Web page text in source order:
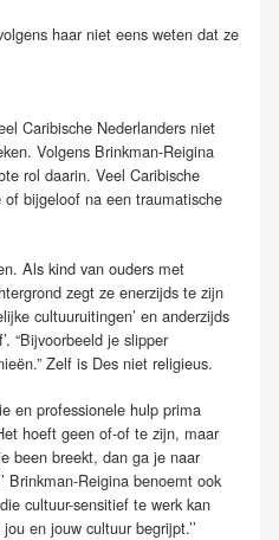
haar niet eens weten dat ze
Caribische Nederlanders niet
Volgens Brinkman-Reigina
rol daarin. Veel Caribische
bijgeloof na een traumatische
Als kind van ouders met
zegt ze enerzijds te zijn
cultuuruitingen’ en anderzijds
“Bijvoorbeeld je slipper
Zelf is Des niet religieus.
en professionele hulp prima
hoeft geen of-of te zijn, maar
been breekt, dan ga je naar
Brinkman-Reigina benoemt ook
cultuur-sensitief te werk kan
en jouw cultuur begrijpt.’’